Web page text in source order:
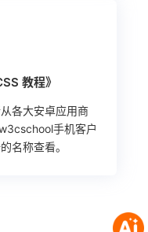
教程》
各大安卓应用商
手机客户
名称查看。